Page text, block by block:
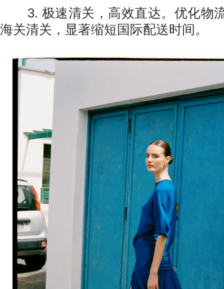
3. 极速清关，高效直达。优化物
海关清关，显著缩短国际配送时间。